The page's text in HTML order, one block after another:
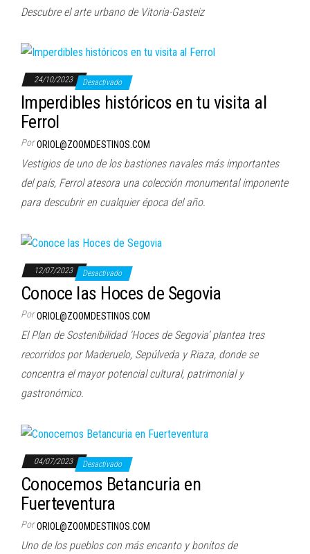
Descubre el arte urbano de Vitoria-Gasteiz
24/10/2023 Desactivado
Imperdibles históricos en tu visita al
Ferrol
Por ORIOL@ZOOMDESTINOS.COM
Vestigios de uno de los bastiones navales más importantes
del país, Ferrol atesora una colección monumental imponente
para descubrir en cualquier época del año.
12/07/2023 Desactivado
Conoce las Hoces de Segovia
Por ORIOL@ZOOMDESTINOS.COM
El Plan de Sostenibilidad ‘Hoces de Segovia’ plantea tres
recorridos por Maderuelo, Sepúlveda y Riaza, donde se
concentra el mayor potencial cultural, patrimonial y
gastronómico.
04/07/2023 Desactivado
Conocemos Betancuria en
Fuerteventura
Por ORIOL@ZOOMDESTINOS.COM
Uno de los pueblos con más encanto y bonitos de